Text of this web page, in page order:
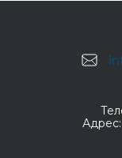
Адрес: